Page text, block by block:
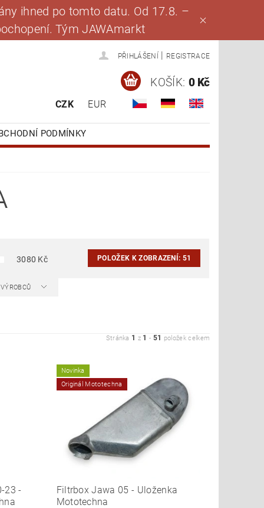
ihned po tomto datu. Od 17.8. –
Tým JAWAmarkt
PŘIHLÁŠENÍ REGISTRACE
CZK EUR
KOŠÍK: 0 Kč
PODMÍNKY
3080 Kč POLOŽEK K ZOBRAZENÍ: 51
Stránka 1 z 1 - 51 položek celkem
23 -
Novinka
Originál Mototechna
Filtrbox Jawa 05 - Uloženka
Mototechna